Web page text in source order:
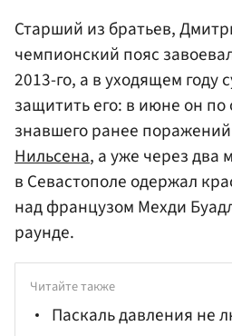
Старший из братьев,
чемпионский пояс
2013-го, а в уходящем году
защитить его: в июне он
знавшего ранее
Нильсена, а уже через два
в Севастополе одержал
над французом Мехди
раунде.
Читайте также
Паскаль давления не